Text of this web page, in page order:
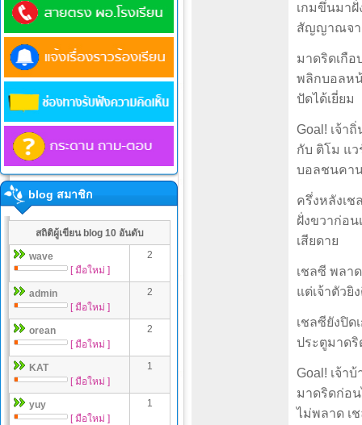
blog สมาชิก
สถิติผู้เขียน blog 10 อันดับ
wave
[ มือใหม่ ]
2
admin
[ มือใหม่ ]
2
orean
[ มือใหม่ ]
2
KAT
[ มือใหม่ ]
1
yuy
[ มือใหม่ ]
1
เกมขึ่้นมาฝั่
สัญญาณจา
มาดริดเกือ
พลิกบอลหน้
ปัดได้เยี่ยม
Goal! เจ้า
กับ ติโม แ
บอลชนคา
ครึ่งหลังเ
ฝั่งขวาก่อน
เสียดาย
เชลซี พลา
แต่เจ้าตัวยิ
เชลซียังปิด
ประตูมาดริ
Goal! เจ้า
มาดริดก่อน
ไม่พลาด เ